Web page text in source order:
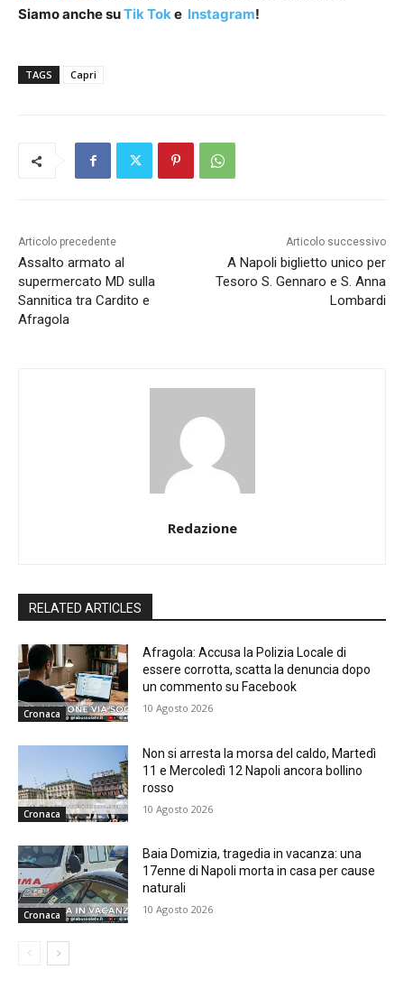
Siamo anche suTik Toke Instagram!
TAGS Capri
Articolo precedente
Assalto armato al
supermercato MD sulla
Sannitica tra Cardito e
Afragola
Articolo successivo
A Napoli biglietto unico per
Tesoro S. Gennaro e S. Anna
Lombardi
Redazione
RELATED ARTICLES
Cronaca
Afragola: Accusa la Polizia Locale di
essere corrotta, scatta la denuncia dopo
un commento su Facebook
10 Agosto 2026
Cronaca
Non si arresta la morsa del caldo, Martedì
11 e Mercoledì 12 Napoli ancora bollino
rosso
10 Agosto 2026
Cronaca
Baia Domizia, tragedia in vacanza: una
17enne di Napoli morta in casa per cause
naturali
10 Agosto 2026